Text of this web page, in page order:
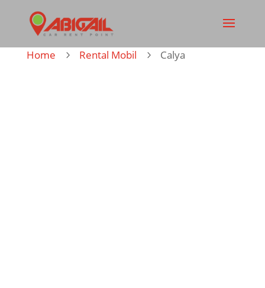
Home 5 Rental Mobil 5 Calya